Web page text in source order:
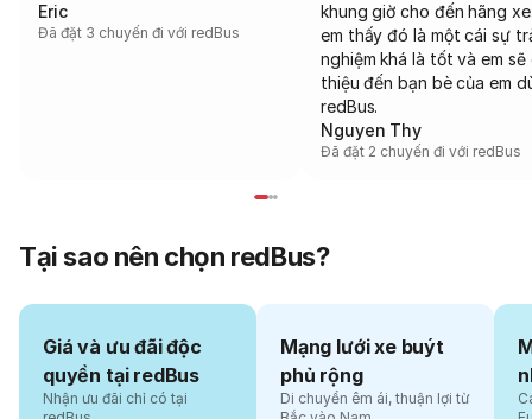
Eric
Đã đặt 3 chuyến đi với redBus
khung giờ cho đến hãng
em thấy đó là một cái sự
nghiệm khá là tốt và em sẽ
thiệu đến bạn bè của em
redBus.
Nguyen Thy
Đã đặt 2 chuyến đi với redBus
Tại sao nên chọn redBus?
Giá và ưu đãi độc
quyền tại redBus
Nhận ưu đãi chỉ có tại
Mạng lưới xe buýt
phủ rộng
Di chuyển êm ái, thuận lợi từ